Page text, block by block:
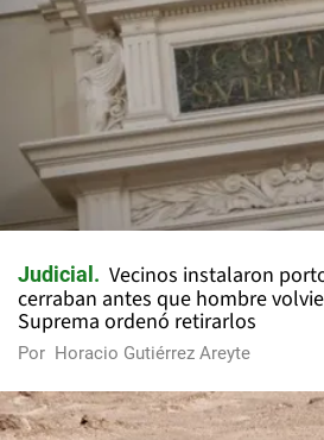
Judicial
Vecinos instalaron
cerraban antes que hombre
Suprema ordenó retirarlos
Por Horacio Gutiérrez Areyte